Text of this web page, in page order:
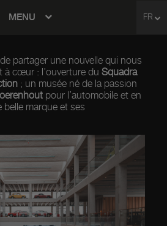
MENU FR
partager une nouvelle qui nous
à cœur : l’ouverture du Squadra
; un musée né de la passion
pour l’automobile et en
marque et ses